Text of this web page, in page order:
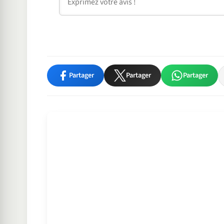
Partager Partager Partager